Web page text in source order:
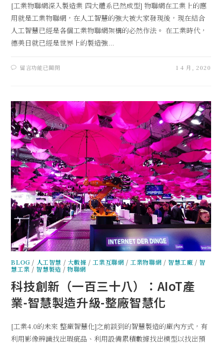
[工業物聯網深入製造業 四大體系已然成型] 物聯網在工業上的應
用就是工業物聯網，在人工智慧的強大被大家發現後，現在結合
人工智慧已經是各個工業物聯網架構的必然作法。 在工業時代，
德美日就已經是世界上的製造強...
留言功能已關閉 1 4 月, 2020
BLOG / 人工智慧 / 大數據 / 工業互聯網 / 工業物聯網 /智慧工廠 /智
慧工業 /智慧製造 /物聯網
科技創新（一百三十八）：AIoT產
業-智慧製造升級-整廠智慧化
[工業4.0的未來 整廠智慧化]之前談到的智慧製造的廠內方式，有
利用影像辨識找出瑕疵品、利用設備累積數據找出模型以找出預